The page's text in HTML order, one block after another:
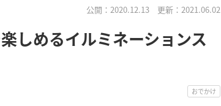
公開：2020.12.13 更新：2021.06.02
しめるイルミネーションス
おでかけ